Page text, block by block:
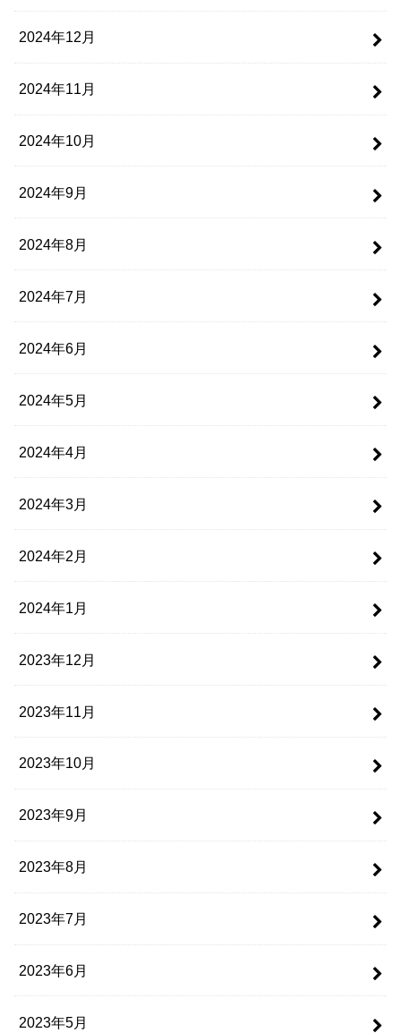
2024年12月
2024年11月
2024年10月
2024年9月
2024年8月
2024年7月
2024年6月
2024年5月
2024年4月
2024年3月
2024年2月
2024年1月
2023年12月
2023年11月
2023年10月
2023年9月
2023年8月
2023年7月
2023年6月
2023年5月